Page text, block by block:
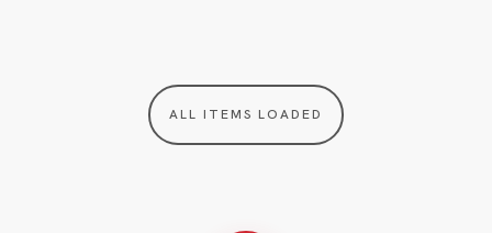
ALL ITEMS LOADED